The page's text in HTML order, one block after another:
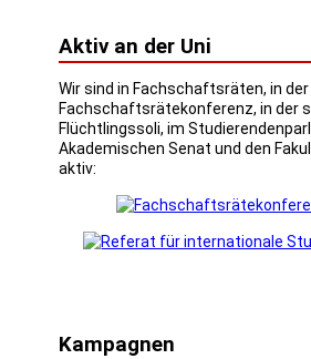
Aktiv an der Uni
Wir sind in Fachschaftsräten, in der
Fachschaftsrätekonferenz, in der
Flüchtlingssoli, im
Akademischen Senat und den
aktiv:
Kampagnen